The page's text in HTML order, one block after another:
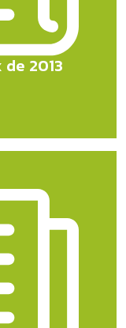
2013